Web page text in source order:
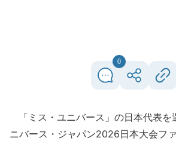
0
「ミス・ユニバース」の日本代表を
ニバース・ジャパン2026日本大会フ